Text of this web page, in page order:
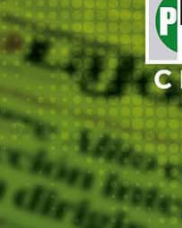
CDE
Chihuahua